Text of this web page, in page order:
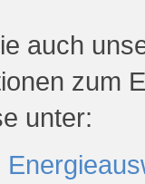
auch
zum
unter: